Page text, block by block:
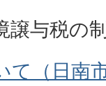
譲与税の
て（日南